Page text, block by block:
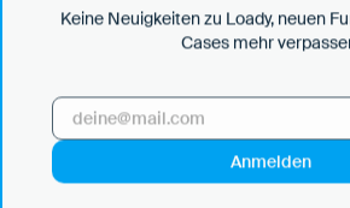
Datendrehscheibe zur
Nutzung von Be- und
Keine Neuigkeiten zu Loady, neuen
Cases mehr